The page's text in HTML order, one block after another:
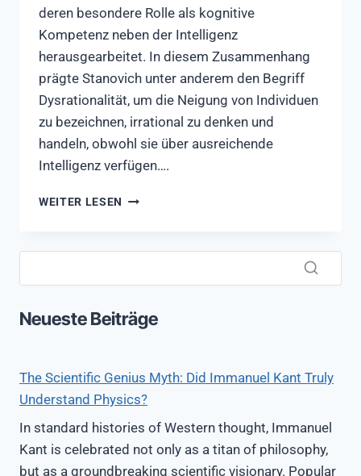
deren besondere Rolle als kognitive
Kompetenz neben der Intelligenz
herausgearbeitet. In diesem Zusammenhang
prägte Stanovich unter anderem den Begriff
Dysrationalität, um die Neigung von Individuen
zu bezeichnen, irrational zu denken und
handeln, obwohl sie über ausreichende
Intelligenz verfügen….
WEITER LESEN EIN
UNSERE
IM
DER
MYSIDE-
INTERVIEW
MIT
E.
STANOVICH
Neueste Beiträge
The Scientific Genius Myth: Did Immanuel Kant Truly
Understand Physics?
In standard histories of Western thought, Immanuel
Kant is celebrated not only as a titan of philosophy,
but as a groundbreaking scientific visionary. Popular